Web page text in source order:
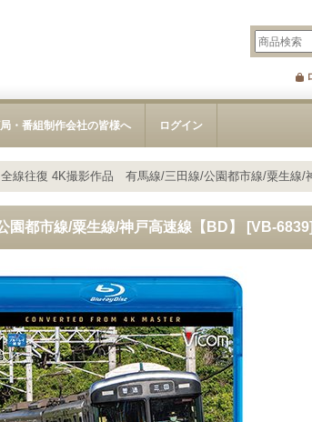
・番組制作会社の皆様へ ログイン
線往復 4K撮影作品 有馬線/三田線/公園都市線/粟生線/
都市線/粟生線/神戸高速線【BD】 [VB-6839